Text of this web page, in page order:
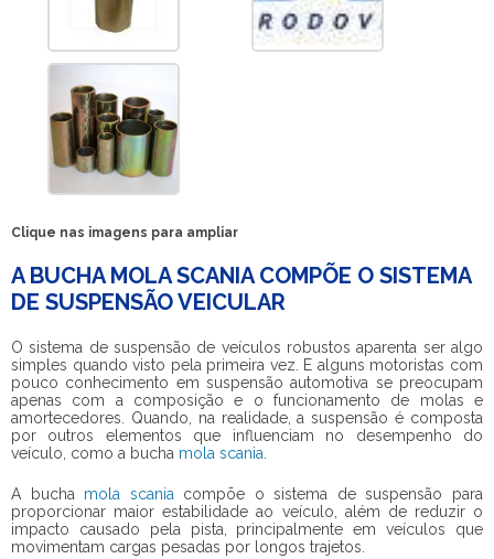
Clique nas imagens para ampliar
A BUCHA MOLA SCANIA COMPÕE O SISTEMA
DE SUSPENSÃO VEICULAR
O sistema de suspensão de veículos robustos aparenta ser algo
simples quando visto pela primeira vez. E alguns motoristas com
pouco conhecimento em suspensão automotiva se preocupam
apenas com a composição e o funcionamento de molas e
amortecedores. Quando, na realidade, a suspensão é composta
por outros elementos que influenciam no desempenho do
veículo, como a bucha mola scania
A bucha mola scania compõe o sistema de suspensão para
proporcionar maior estabilidade ao veículo, além de reduzir o
impacto causado pela pista, principalmente em veículos que
movimentam cargas pesadas por longos trajetos.